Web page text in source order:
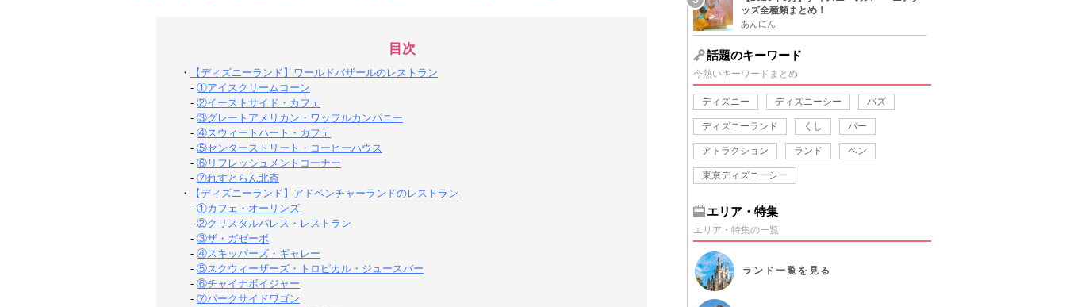
目次
・
【ディズニーランド】ワールドバザールのレストラン
- ①アイスクリームコーン
- ②イーストサイド・カフェ
- ③グレートアメリカン・ワッフルカンパニー
- ④スウィートハート・カフェ
- ⑤センターストリート・コーヒーハウス
- ⑥リフレッシュメントコーナー
- ⑦れすとらん北斎
・
【ディズニーランド】アドベンチャーランドのレストラン
- ①カフェ・オーリンズ
- ②クリスタルパレス・レストラン
- ③ザ・ガゼーボ
- ④スキッパーズ・ギャレー
- ⑤スクウィーザーズ・トロピカル・ジュースバー
- ⑥チャイナボイジャー
- ⑦パークサイドワゴン
ッズ全種類まとめ！
あんにん
話題のキーワード
今熱いキーワードまとめ
ディズニー ディズニーシー バズ
ディズニーランド くし バー
アトラクション ランド ペン
東京ディズニーシー
エリア・特集
エリア・特集の一覧
ランド 一覧を見る